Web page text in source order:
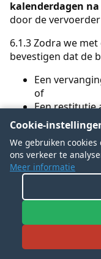
kalenderdagen
door de
6.1.3 Zodra we
bevestigen dat de
Een
of
Een restitutie
toepasselijke
6.2 Gemarkeerd
6.2.1 Als tracking
niet heeft
Controleer
Controleer
Cookie-
We gebruiken
ons verkeer te
Meer informatie